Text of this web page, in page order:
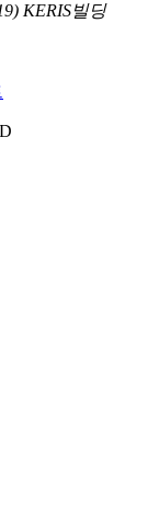
KERIS빌딩